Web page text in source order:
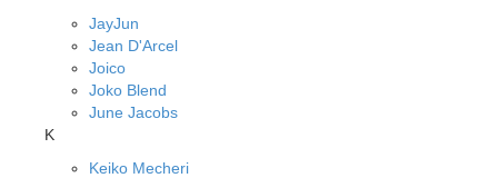
JayJun
Jean D'Arcel
Joico
Joko Blend
June Jacobs
K
Keiko Mecheri